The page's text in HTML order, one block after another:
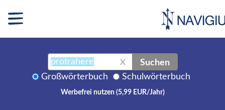
X Suchen
Großwörterbuch Schulwörterbuch
Werbefrei nutzen (5,99 EUR/Jahr)